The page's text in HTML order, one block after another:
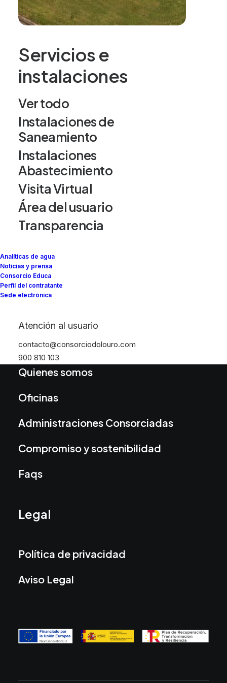
Servicios e
instalaciones
Ver todo
Instalaciones de
Saneamiento
Instalaciones
Abastecimiento
Visita Virtual
Área del usuario
Transparencia
Analíticas de agua
Noticias y prensa
Consorcio Educa
Perfil del contratante
Sede electrónica
Atención al usuario
contacto@consorciodolouro.com
900 810 103
Ver nuestras oficinas
de atención al cliente
Contacta con nosotros
Servicios
Ver todo
Abastecimiento
Saneamiento
Información
Quienes somos
Oficinas
Administraciones Consorciadas
Compromiso y sostenibilidad
Faqs
Legal
Política de privacidad
Aviso Legal